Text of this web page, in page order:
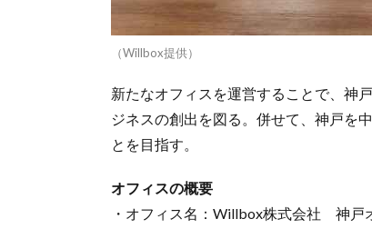
（Willbox提供）
新たなオフィスを運営することで、神
ジネスの創出を図る。併せて、神戸を
とを目指す。
オフィスの概要
・オフィス名：Willbox株式会社 神戸